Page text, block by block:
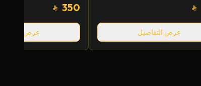
عرض التفاصيل
350
عرض